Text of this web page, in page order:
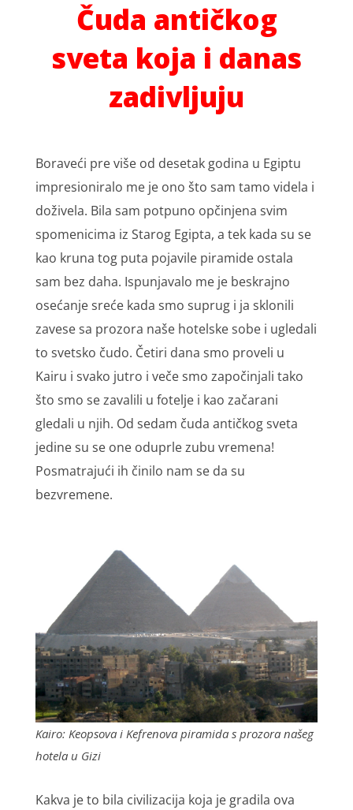
Čuda antičkog
sveta koja i danas
zadivljuju
Boraveći pre više od desetak godina u Egiptu
impresioniralo me je ono što sam tamo videla i
doživela. Bila sam potpuno opčinjena svim
spomenicima iz Starog Egipta, a tek kada su se
kao kruna tog puta pojavile piramide ostala
sam bez daha. Ispunjavalo me je beskrajno
osećanje sreće kada smo suprug i ja sklonili
zavese sa prozora naše hotelske sobe i ugledali
to svetsko čudo. Četiri dana smo proveli u
Kairu i svako jutro i veče smo započinjali tako
što smo se zavalili u fotelje i kao začarani
gledali u njih. Od sedam čuda antičkog sveta
jedine su se one oduprle zubu vremena!
Posmatrajući ih činilo nam se da su
bezvremene.
Kairo: Keopsova i Kefrenova piramida s prozora našeg
hotela u Gizi
Kakva je to bila civilizacija koja je gradila ova